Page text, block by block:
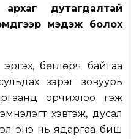
дутагдалтай
мэдэж болох
эргэх, бөглөрч байгаа
зэрэг зовуурь
орчихлоо гэж
хэвтэж, дусал
энэ нь ядаргаа биш